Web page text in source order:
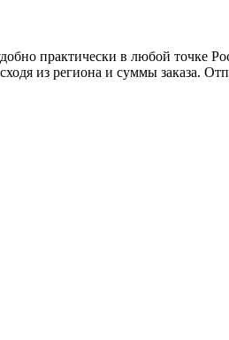
практически в любой точке
из региона и суммы заказа.